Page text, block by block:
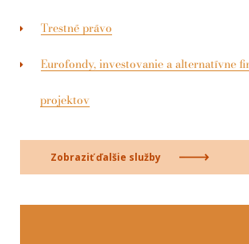
Trestné právo
Eurofondy, investovanie a alternatívne
projektov
Zobraziť ďalšie služby